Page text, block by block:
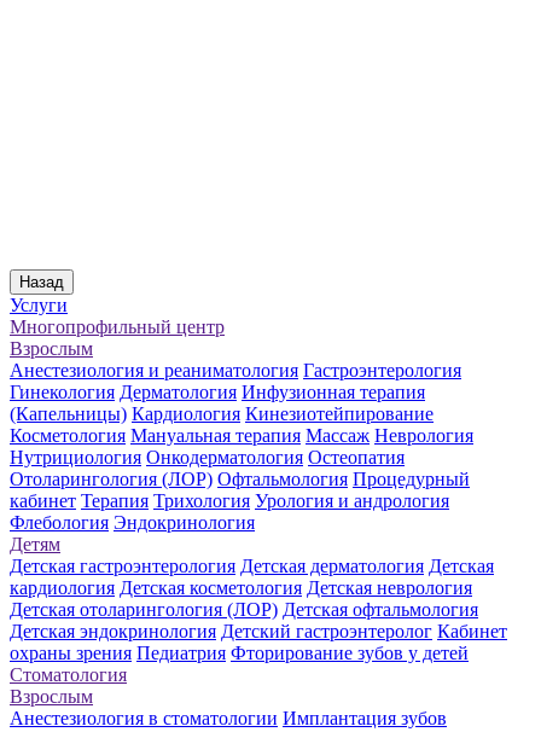
Назад
Услуги
Многопрофильный центр
Взрослым
Анестезиология и реаниматология Гастроэнтерология
Гинекология Дерматология Инфузионная терапия
(Капельницы) Кардиология Кинезиотейпирование
Косметология Мануальная терапия Массаж Неврология
Нутрициология Онкодерматология Остеопатия
Отоларингология (ЛОР) Офтальмология Процедурный
кабинет Терапия Трихология Урология и андрология
Флебология Эндокринология
Детям
Детская гастроэнтерология Детская дерматология Детская
кардиология Детская косметология Детская неврология
Детская отоларингология (ЛОР) Детская офтальмология
Детская эндокринология Детский гастроэнтеролог Кабинет
охраны зрения Педиатрия Фторирование зубов у детей
Стоматология
Взрослым
Анестезиология в стоматологии Имплантация зубов